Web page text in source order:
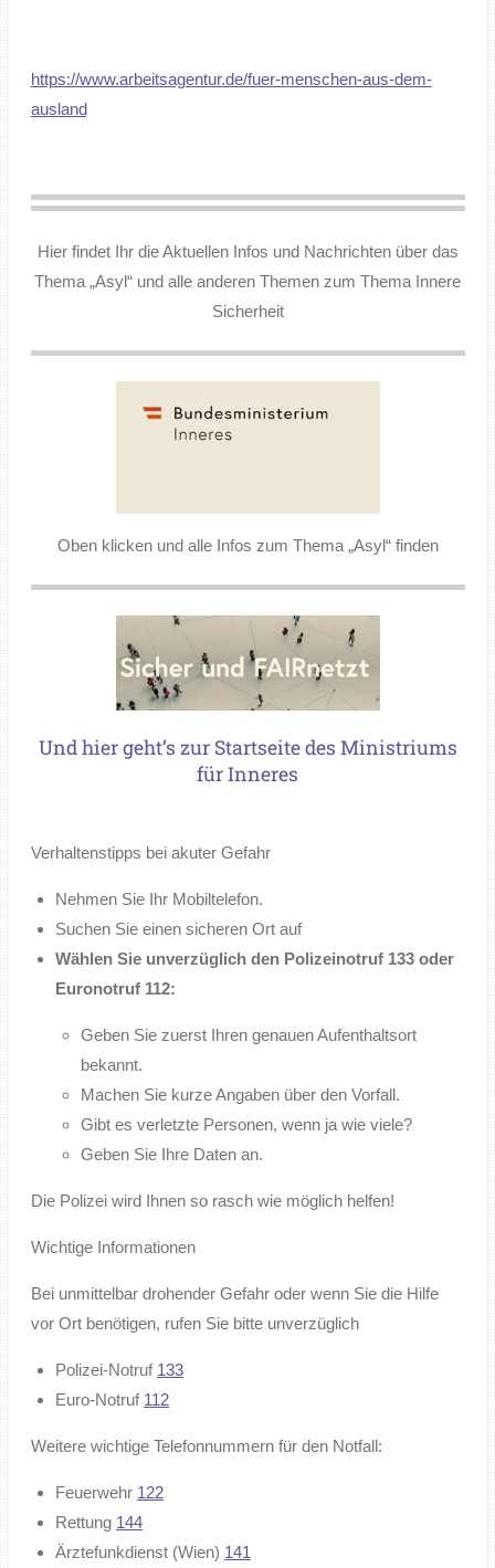
https://www.arbeitsagentur.de/fuer-menschen-aus-dem-
ausland
Hier findet Ihr die Aktuellen Infos und Nachrichten über das
Thema „Asyl“ und alle anderen Themen zum Thema Innere
Sicherheit
Oben klicken und alle Infos zum Thema „Asyl“ finden
Und hier geht’s zur Startseite des Ministriums
für Inneres
Verhaltenstipps bei akuter Gefahr
Nehmen Sie Ihr Mobiltelefon.
Suchen Sie einen sicheren Ort auf
Wählen Sie unverzüglich den Polizeinotruf 133 oder
Euronotruf 112:
Geben Sie zuerst Ihren genauen Aufenthaltsort
bekannt.
Machen Sie kurze Angaben über den Vorfall.
Gibt es verletzte Personen, wenn ja wie viele?
Geben Sie Ihre Daten an.
Die Polizei wird Ihnen so rasch wie möglich helfen!
Wichtige Informationen
Bei unmittelbar drohender Gefahr oder wenn Sie die Hilfe
vor Ort benötigen, rufen Sie bitte unverzüglich
Polizei-Notruf 133
Euro-Notruf 112
Weitere wichtige Telefonnummern für den Notfall:
Feuerwehr 122
Rettung 144
Ärztefunkdienst (Wien) 141